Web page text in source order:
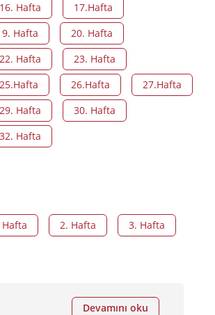
16. Hafta
17.Hafta
Hafta
20. Hafta
22. Hafta
23. Hafta
25.Hafta 26.Hafta
27.Hafta
29. Hafta
30. Hafta
32. Hafta
Devamını oku
Hafta 2. Hafta 3. Hafta